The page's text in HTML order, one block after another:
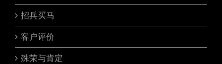
招兵买马
客户评价
殊荣与肯定